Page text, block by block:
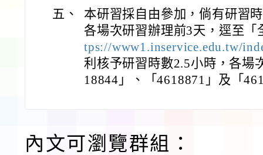
五、
本研習採自由參加，倘有研習
各場次研習辦理前3天，逕至
tps://www1.inservice.edu.tw/
利核予研習時數2.5小時，各場
18844」、「4618871」及「
內文可瀏覽群組：